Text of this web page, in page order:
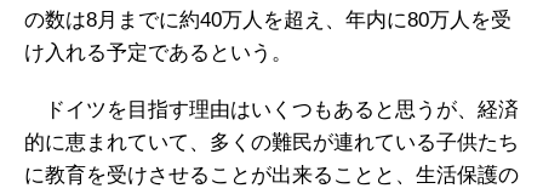
の数は8月までに約40万人を超え、年内に80万人を受
け入れる予定であるという。
ドイツを目指す理由はいくつもあると思うが、経済
的に恵まれていて、多くの難民が連れている子供たち
に教育を受けさせることが出来ることと、生活保護の